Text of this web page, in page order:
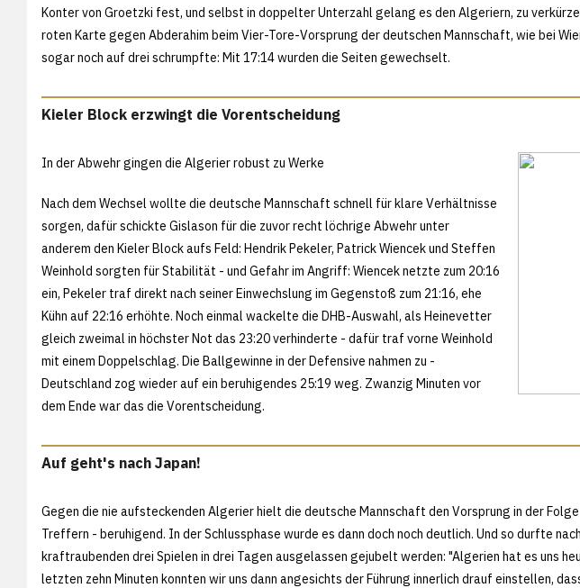
Konter von Groetzki fest, und selbst in doppelter Unterzahl gelang es den Algeriern, zu
roten Karte gegen Abderahim beim Vier-Tore-Vorsprung der deutschen Mannschaft, wie bei
sogar noch auf drei schrumpfte: Mit 17:14 wurden die Seiten gewechselt.
Kieler Block erzwingt die Vorentscheidung
In der Abwehr gingen die Algerier robust zu Werke
Nach dem Wechsel wollte die deutsche Mannschaft schnell für klare Verhältnisse
sorgen, dafür schickte Gislason für die zuvor recht löchrige Abwehr unter
anderem den Kieler Block aufs Feld: Hendrik Pekeler, Patrick Wiencek und Steffen
Weinhold sorgten für Stabilität - und Gefahr im Angriff: Wiencek netzte zum 20:16
ein, Pekeler traf direkt nach seiner Einwechslung im Gegenstoß zum 21:16, ehe
Kühn auf 22:16 erhöhte. Noch einmal wackelte die DHB-Auswahl, als Heinevetter
gleich zweimal in höchster Not das 23:20 verhinderte - dafür traf vorne Weinhold
mit einem Doppelschlag. Die Ballgewinne in der Defensive nahmen zu -
Deutschland zog wieder auf ein beruhigendes 25:19 weg. Zwanzig Minuten vor
dem Ende war das die Vorentscheidung.
Auf geht's nach Japan!
Gegen die nie aufsteckenden Algerier hielt die deutsche Mannschaft den Vorsprung in der
Treffern - beruhigend. In der Schlussphase wurde es dann doch noch deutlich. Und so durfte
kraftraubenden drei Spielen in drei Tagen ausgelassen gejubelt werden: "Algerien hat es uns
letzten zehn Minuten konnten wir uns dann angesichts der Führung innerlich drauf einstellen,